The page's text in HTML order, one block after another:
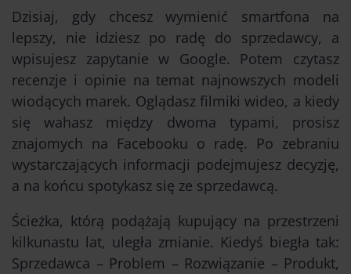
Dzisiaj, gdy chcesz wymienić smartfona na
lepszy, nie idziesz po radę do sprzedawcy, a
wpisujesz zapytanie w Google. Potem czytasz
recenzje i opinie na temat najnowszych modeli
wiodących marek. Oglądasz filmiki wideo, a kiedy
się wahasz między dwoma typami, prosisz
znajomych na Facebooku o radę. Po zebraniu
wystarczających informacji podejmujesz decyzję,
a na końcu spotykasz się ze sprzedawcą.
Ścieżka, którą podążają kupujący na przestrzeni
kilkunastu lat, uległa zmianie. Kiedyś biegła tak:
Sprzedawca – Problem – Rozwiązanie – Produkt,